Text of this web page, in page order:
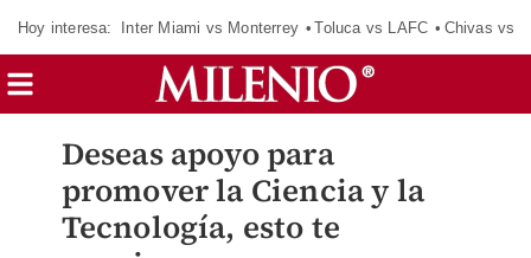
Hoy interesa: Inter Miami vs Monterrey Toluca vs LAFC Chivas vs
Deseas apoyo para
promover la Ciencia y la
Tecnología, esto te